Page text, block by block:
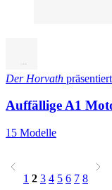
Der Horvath präsentiert
Auffällige A1
15 Modelle
1 2 3 4 5 6 7 8